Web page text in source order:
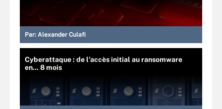
Par: Alexander Culafi
Cyberattaque : de l'accès initial au ransomware
en... 8 mois